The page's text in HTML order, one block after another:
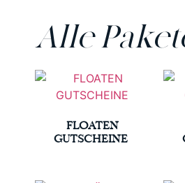
Alle
FLOATEN
GUTSCHEINE